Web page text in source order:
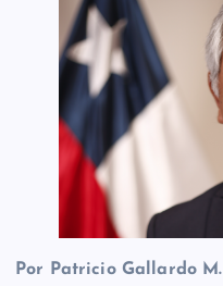
Por Patricio Gallardo M.